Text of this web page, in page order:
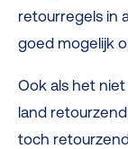
retourregels in
goed mogelijk
Ook als het
land
toch